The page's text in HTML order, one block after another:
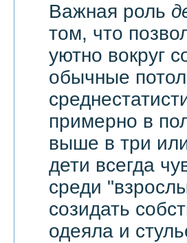
Важная роль
том, что
уютно вокруг
обычные
примерно в
выше в три
дети всегда
среди
созидать
одеяла и